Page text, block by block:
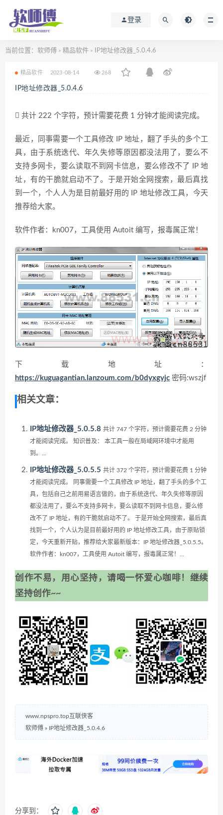
登录
当前位置： 软师傅 > 精品软件 > IP地址修改器_5.0.4.6
精品软件 2023-08-14 268
IP地址修改器_5.0.4.6
共计 222 个字符，预计需要花费 1 分钟才能阅读完成。
最近，同事需要一个工具修改 IP 地址，翻了手头的多个工
具，由于系统迭代、年久失修等原因都没法用了，要么不
支持多网卡，要么读取不到网卡信息，要么修改不了 IP 地
址，有的干脆就启动不了。于是开始全网搜索，最后真找
到一个，个人人为是目前最好用的 IP 地址修改工具，今天
推荐给大家。
软件作者：kn007，工具使用 Autoit 编写，报毒属正常！
下载地址：
https://kuguagantian.lanzoum.com/b0dyxgvjc 密码:wszjf
相关文章：
IP地址修改器_5.0.5.8 共计 747 个字符，预计需要花费 2 分钟
才能阅读完成。 知识普及： 本工具一般在局域网环境中才能用
到。...
IP地址修改器_5.0.5.5 共计 372 个字符，预计需要花费 1 分钟
才能阅读完成。 同事需要一个工具修改 IP 地址，翻了手头的多个工
具，包括自己之前用易语言做的，由于系统迭代、年久失修等原因
都没法用了，要么不支持多网卡，要么读取不到网卡信息，要么修
改不了 IP 地址，有的干脆就启动不了。 于是开始全网搜索，最后真
找到一个，个人认为是目前最好用的 IP 地址修改工具，由于原贴锁
定，今天重新开贴，推荐给大家最新版本：IP 地址修改器_5.0.5.5。
软件作者：kn007，工具使用 Autoit 编写，报毒属正常！...
创作不易，用心坚持，请喝一怀爱心咖啡！继续
坚持创作~~
www.npspro.top互联侠客
软师傅 » IP地址修改器_5.0.4.6
分享到：